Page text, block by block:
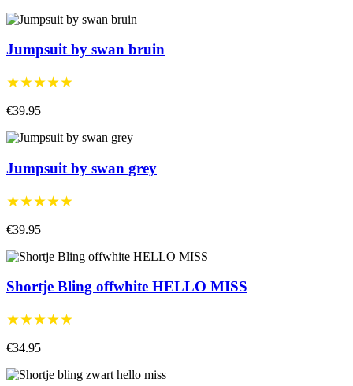
Jumpsuit by swan bruin
★★★★★
€39.95
Jumpsuit by swan grey
★★★★★
€39.95
Shortje Bling offwhite HELLO MISS
★★★★★
€34.95